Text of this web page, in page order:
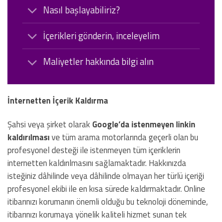
Nasıl başlayabiliriz?
İçerikleri gönderin, inceleyelim
Maliyetler hakkında bilgi alın
İnternetten İçerik Kaldırma
Şahsi veya şirket olarak Google’da istenmeyen linkin
kaldırılmasıve tüm arama motorlarında geçerli olan bu
profesyonel desteği ile istenmeyen tüm içeriklerin
internetten kaldırılmasını sağlamaktadır. Hakkınızda
isteğiniz dâhilinde veya dâhilinde olmayan her türlü içeriği
profesyonel ekibi ile en kısa sürede kaldırmaktadır. Online
itibarınızı korumanın önemli olduğu bu teknoloji döneminde,
itibarınızı korumaya yönelik kaliteli hizmet sunan tek